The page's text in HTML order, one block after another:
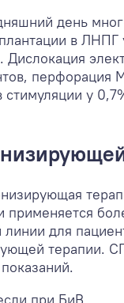
день
в ЛНПГ
Дислокация
у
для
терапии.